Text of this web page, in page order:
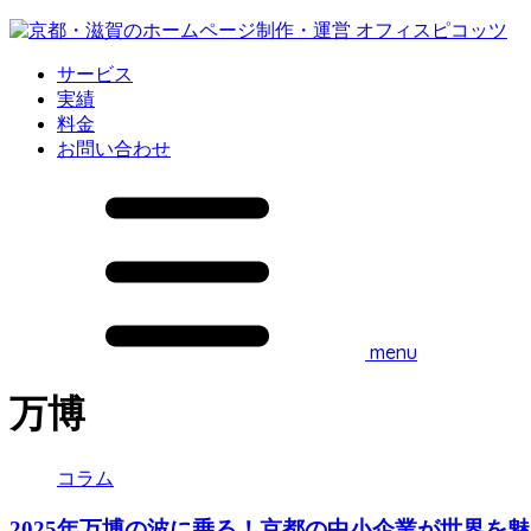
サービス
実績
料金
お問い合わせ
menu
万博
コラム